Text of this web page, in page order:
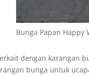
Bunga Papan Happy
dengan karangan
bunga untuk